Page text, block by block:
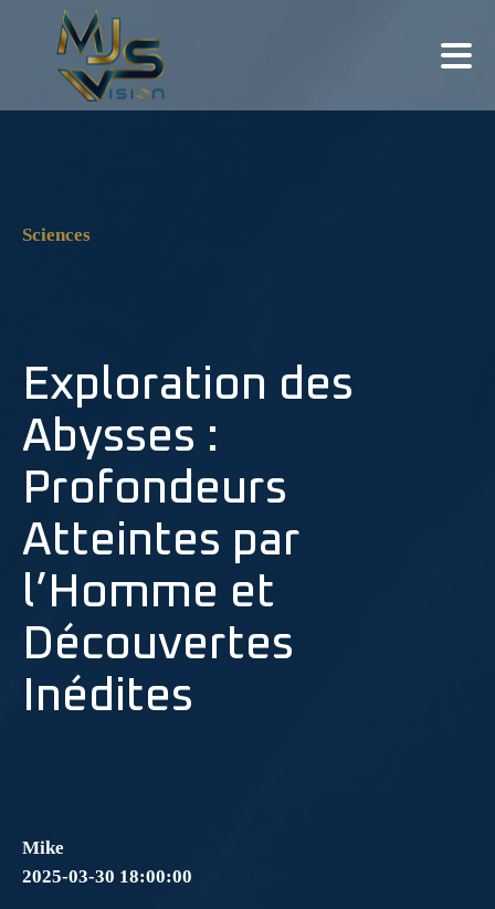
Sciences
Exploration des
Abysses :
Profondeurs
Atteintes par
l’Homme et
Découvertes
Inédites
Mike
2025-03-30 18:00:00